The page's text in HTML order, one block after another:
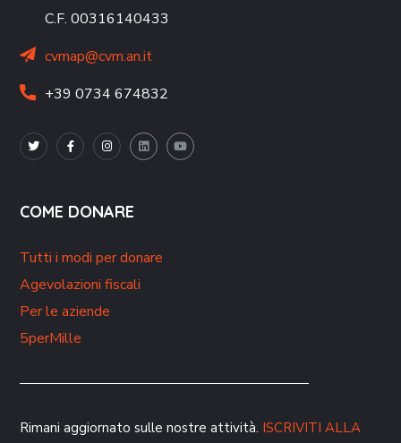
C.F. 00316140433
cvmap@cvm.an.it
+39 0734 674832
COME DONARE
Tutti i modi per donare
Agevolazioni fiscali
Per le aziende
5perMille
Rimani aggiornato sulle nostre attività. ISCRIVITI ALLA